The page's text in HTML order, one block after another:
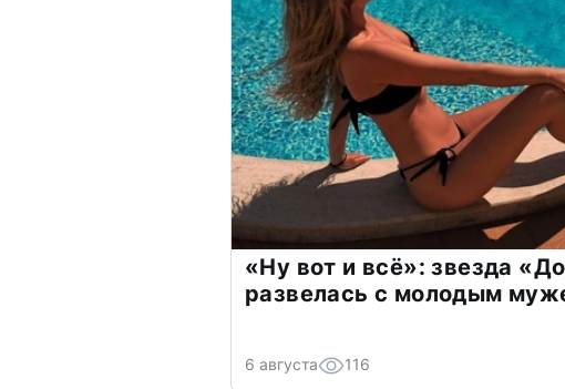
«Ну вот и всё»: звезда
развелась с молодым
6 августа 116